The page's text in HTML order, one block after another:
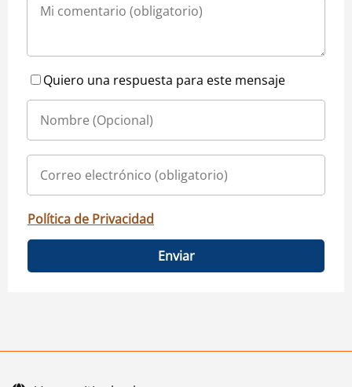
Quiero una respuesta para este mensaje
Política de Privacidad
Enviar